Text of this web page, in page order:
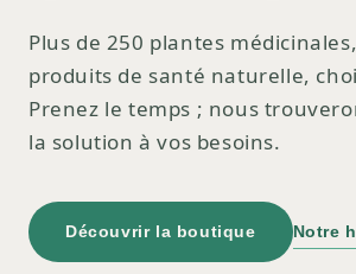
Plus de 250 plantes
produits de santé naturelle,
Prenez le temps ; nous
la solution à vos besoins.
Découvrir la boutique Notre